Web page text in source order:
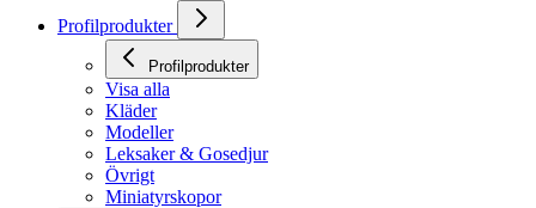
Profilprodukter
Profilprodukter
Visa alla
Kläder
Modeller
Leksaker & Gosedjur
Övrigt
Miniatyrskopor